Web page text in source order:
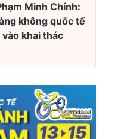
Minh Chính:
không quốc tế
khai thác